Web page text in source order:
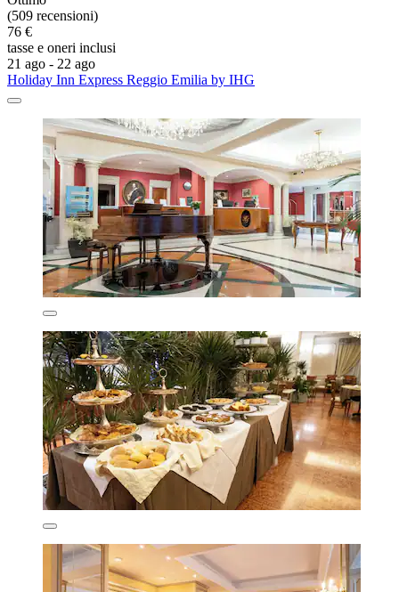
(509 recensioni)
76 €
tasse e oneri inclusi
21 ago - 22 ago
Holiday Inn Express Reggio Emilia by IHG